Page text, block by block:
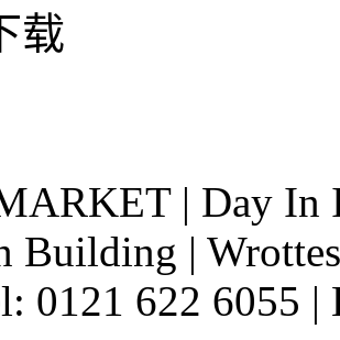
载
| Day In
Building |
0121 622 6055 |